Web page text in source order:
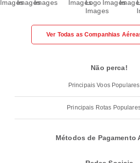
Ver Todas as Companhias
Não perca!
Principais Voos Populares
Principais Rotas
Métodos de Pagamento